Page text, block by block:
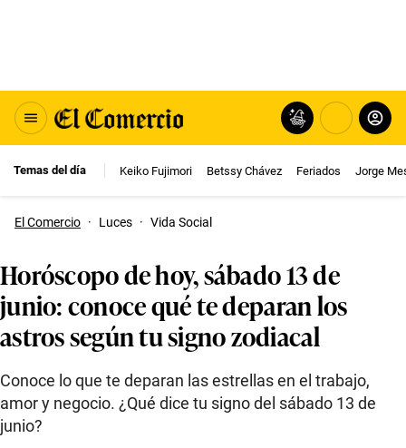
Temas del día Keiko Fujimori Betssy Chávez Feriados Jorge
El Comercio · Luces · Vida Social
Horóscopo de hoy, sábado 13 de
junio: conoce qué te deparan los
astros según tu signo zodiacal
Conoce lo que te deparan las estrellas en el trabajo,
amor y negocio. ¿Qué dice tu signo del sábado 13 de
junio?